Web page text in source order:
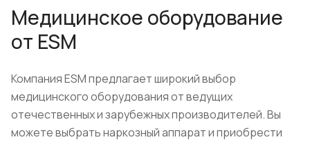
Медицинское оборудование
от ESM
Компания ESM предлагает широкий выбор
медицинского оборудования от ведущих
отечественных и зарубежных производителей. Вы
можете выбрать наркозный аппарат и приобрести